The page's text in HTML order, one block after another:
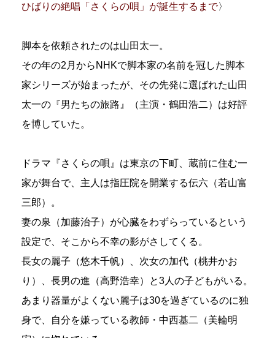
ひばりの絶唱「さくらの唄」が誕生するまで〉
脚本を依頼されたのは山田太一。
その年の2月からNHKで脚本家の名前を冠した脚本
家シリーズが始まったが、その先発に選ばれた山田
太一の『男たちの旅路』（主演・鶴田浩二）は好評
を博していた。
ドラマ『さくらの唄』は東京の下町、蔵前に住む一
家が舞台で、主人は指圧院を開業する伝六（若山富
三郎）。
妻の泉（加藤治子）が心臓をわずらっているという
設定で、そこから不幸の影がさしてくる。
長女の麗子（悠木千帆）、次女の加代（桃井かお
り）、長男の進（高野浩幸）と3人の子どもがいる。
あまり器量がよくない麗子は30を過ぎているのに独
身で、自分を嫌っている教師・中西基二（美輪明